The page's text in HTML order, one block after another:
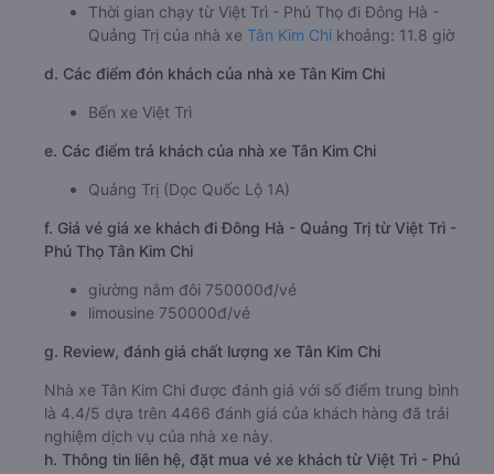
Thời gian chạy từ Việt Trì - Phú Thọ đi Đông Hà -
Quảng Trị của nhà xe Tân Kim Chi khoảng: 11.8 giờ
d. Các điểm đón khách của nhà xe Tân Kim Chi
Bến xe Việt Trì
e. Các điểm trả khách của nhà xe Tân Kim Chi
Quảng Trị (Dọc Quốc Lộ 1A)
f. Giá vé giá xe khách đi Đông Hà - Quảng Trị từ Việt Trì -
Phú Thọ Tân Kim Chi
giường nằm đôi 750000đ/vé
limousine 750000đ/vé
g. Review, đánh giá chất lượng xe Tân Kim Chi
Nhà xe Tân Kim Chi được đánh giá với số điểm trung bình
là 4.4/5 dựa trên 4466 đánh giá của khách hàng đã trải
nghiệm dịch vụ của nhà xe này.
h. Thông tin liên hệ, đặt mua vé xe khách từ Việt Trì - Phú